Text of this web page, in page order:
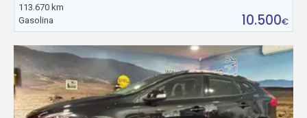
113.670 km
Gasolina
10.500€